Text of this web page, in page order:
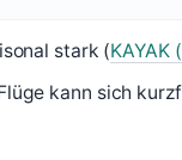
stark (KAYAK
kann sich